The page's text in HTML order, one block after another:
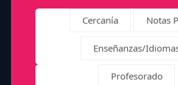
Cercanía Notas
Enseñanzas/
Profesorado